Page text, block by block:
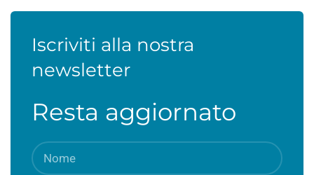
Iscriviti alla nostra
newsletter
Resta aggiornato